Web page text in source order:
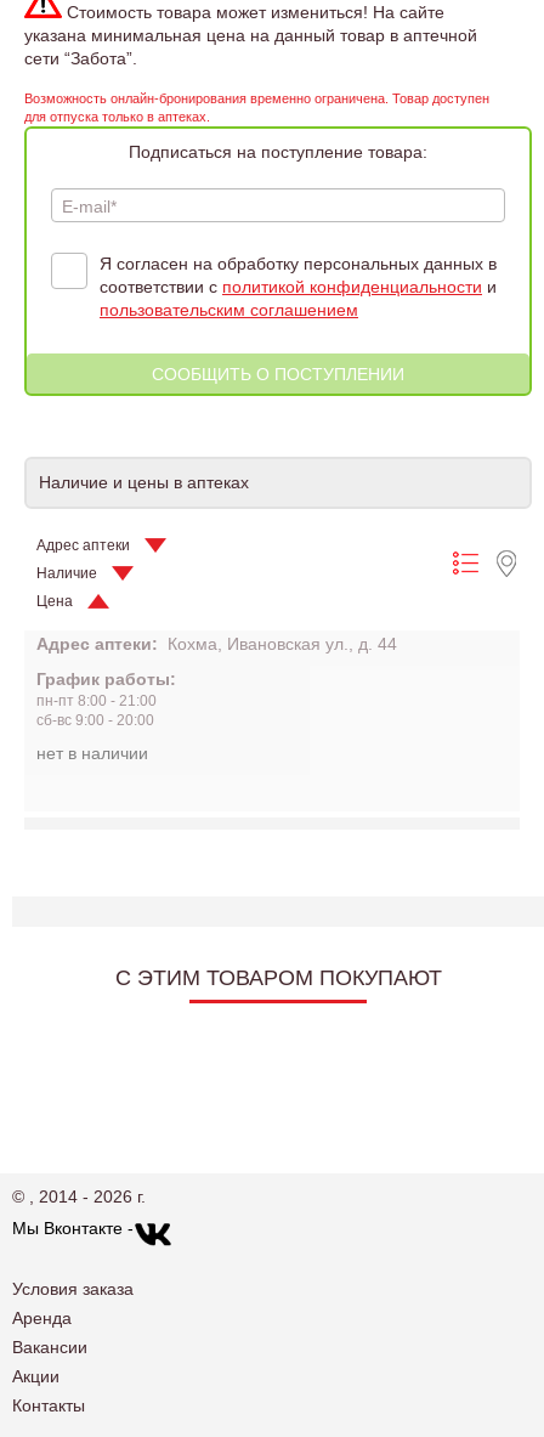
Стоимость товара может измениться! На сайте
указана минимальная цена на данный товар в аптечной
сети “Забота”.
Возможность онлайн-бронирования временно ограничена. Товар доступен
для отпуска только в аптеках.
Подписаться на поступление товара:
E-mail*
Я согласен на обработку персональных данных в
соответствии с политикой конфиденциальности и
пользовательским соглашением
Наличие и цены в аптеках
Адрес аптеки
Наличие
Цена
Адрес аптеки:
Кохма, Ивановская ул., д. 44
График работы:
пн-пт 8:00 - 21:00
сб-вс 9:00 - 20:00
нет в наличии
C ЭТИМ ТОВАРОМ ПОКУПАЮТ
© , 2014 - 2026 г.
Мы Вконтакте -
Условия заказа
Аренда
Вакансии
Акции
Контакты